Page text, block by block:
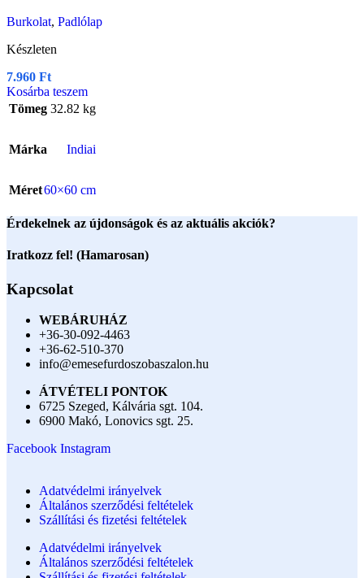
Burkolat, Padlólap
Készleten
7.960 Ft
Kosárba teszem
Tömeg 32.82 kg
Márka Indiai
Méret60×60 cm
Érdekelnek az újdonságok és az aktuális akciók?
Iratkozz fel! (Hamarosan)
Kapcsolat
WEBÁRUHÁZ
+36-30-092-4463
+36-62-510-370
info@emesefurdoszobaszalon.hu
ÁTVÉTELI PONTOK
6725 Szeged, Kálvária sgt. 104.​
6900 Makó, Lonovics sgt. 25.
Facebook Instagram
Adatvédelmi irányelvek
Általános szerződési feltételek
Szállítási és fizetési feltételek
Adatvédelmi irányelvek
Általános szerződési feltételek